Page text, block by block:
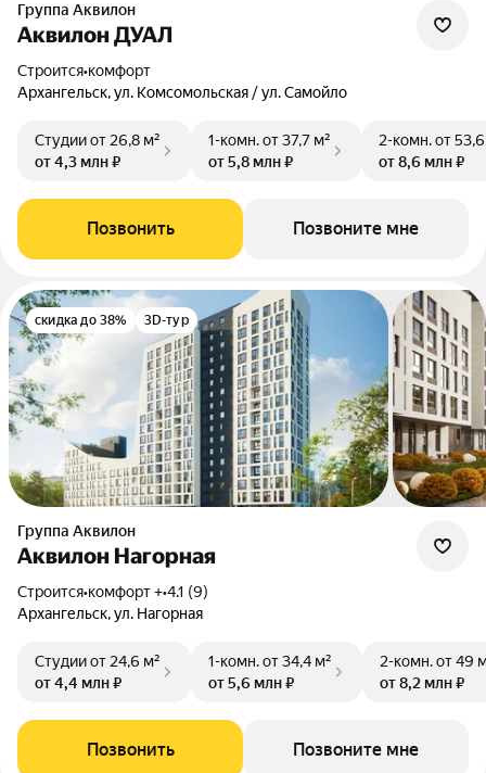
Группа Аквилон
Аквилон ДУАЛ
Строится•комфорт
Архангельск, ул. Комсомольская / ул. Самойло
Студииот 26,8 м²
от 4,3 млн ₽
1-комн.от 37,7 м²
от 5,8 млн ₽
2-комн.от
от 8,6 млн ₽
Позвонить Позвоните мне
скидка до 38% 3D-тур
Группа Аквилон
Аквилон Нагорная
Строится•комфорт +•4.1 (9)
Архангельск, ул. Нагорная
Студииот 24,6 м²
от 4,4 млн ₽
1-комн.от 34,4 м²
от 5,6 млн ₽
2-комн.от 49
от 8,2 млн ₽
Позвонить Позвоните мне